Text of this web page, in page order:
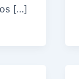
[…]